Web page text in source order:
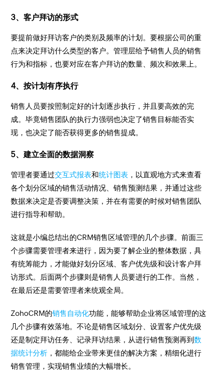
3、客户拜访的形式
要提前做好拜访客户的类别及频率的计划。要根据公司的重
点来决定拜访什么类型的客户。管理层给予销售人员的销售
行为和指标，也要对应在客户拜访的数量、频次和效果上。
4、按计划有序执行
销售人员要按照制定好的计划逐步执行，并且要高效的完
成。毕竟销售团队的执行力强弱也决定了销售目标能否实
现，也决定了能否获得更多的销售提成。
5、建立全面的数据洞察
管理者要通过交互式报表和统计图表 ，以直观地方式来查看
各个划分区域的销售活动情况、销售预测结果，并通过这些
数据来决定是否要调整决策，并在有需要的时候对销售团队
进行指导和帮助。
这就是小编总结出的CRM销售区域管理的几个步骤。前面三
个步骤需要管理者来进行，因为要了解企业的整体数据，具
有统筹能力，才能做好划分区域、客户优先级和设计客户拜
访形式。后面两个步骤则是销售人员要进行的工作。当然，
在最后还是需要管理者来统观全局。
ZohoCRM的销售自动化功能，能够帮助企业将区域管理的这
几个步骤有效落地。不论是销售区域划分、设置客户优先级
还是制定拜访任务、记录拜访结果，从进行销售预测再到数
据统计分析 ，都能给企业带来更佳的解决方案，精细化进行
销售管理，实现销售业绩的大幅增长。